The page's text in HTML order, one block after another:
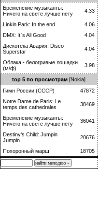
Бременские музыканты:
Ничего на свете лучше нету
4.33
Linkin Park: In the end
4.06
DMX: It`s All Good
4.04
Дискотека Авария: Disco
Superstar
4.04
Облака - белогривые лошадки
(м/ф)
3.98
top 5 по просмотрам [Nokia]
Гимн России (СССР)
47872
Notre Dame de Paris: Le
temps des cathedrales
38469
Бременские музыканты:
Ничего на свете лучше нету
36041
Destiny's Child: Jumpin
Jumpin
20676
Похоронный марш 18705